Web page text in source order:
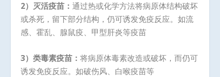
2）灭活疫苗：通过热或化学方法将病原体结构破坏
或杀死，留下部分结构，仍可诱发免疫反应。如流
感、霍乱、腺鼠疫、甲型肝炎等疫苗
3）类毒素疫苗：将病原体毒素改造或破坏，而仍可
诱发免疫反应。如破伤风、白喉疫苗等